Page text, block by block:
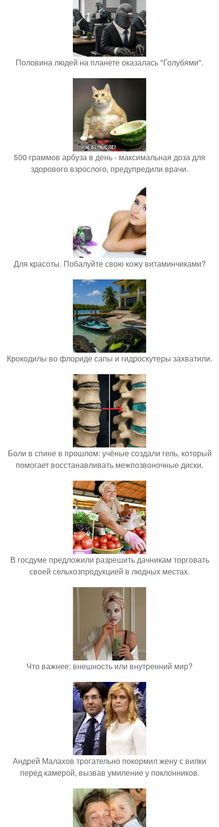
Половина людей на планете оказалась "Голубями".
500 граммов арбуза в день - максимальная доза для
здорового взрослого, предупредили врачи.
Для красоты. Побалуйте свою кожу витаминчиками?
Крокодилы во флориде сапы и гидроскутеры захватили.
Боли в спине в прошлом: учёные создали гель, который
помогает восстанавливать межпозвоночные диски.
В госдуме предложили разрешить дачникам торговать
своей сельхозпродукцией в людных местах.
Что важнее: внешность или внутренний мир?
Андрей Малахов трогательно покормил жену с вилки
перед камерой, вызвав умиление у поклонников.